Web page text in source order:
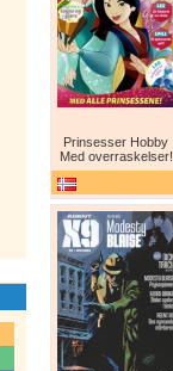
Prinsesser Hobby
Med overraskelser!